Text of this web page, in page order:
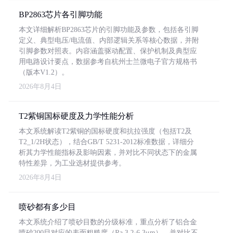
BP2863芯片各引脚功能
本文详细解析BP2863芯片的引脚功能及参数，包括各引脚
定义、典型电压/电流值、内部逻辑关系等核心数据，并附
引脚参数对照表。内容涵盖驱动配置、保护机制及典型应
用电路设计要点，数据参考自杭州士兰微电子官方规格书
（版本V1.2）。
2026年8月4日
T2紫铜国标硬度及力学性能分析
本文系统解读T2紫铜的国标硬度和抗拉强度（包括T2及
T2_1/2H状态），结合GB/T 5231-2012标准数据，详细分
析其力学性能指标及影响因素，并对比不同状态下的金属
特性差异，为工业选材提供参考。
2026年8月4日
喷砂都有多少目
本文系统介绍了喷砂目数的分级标准，重点分析了铝合金